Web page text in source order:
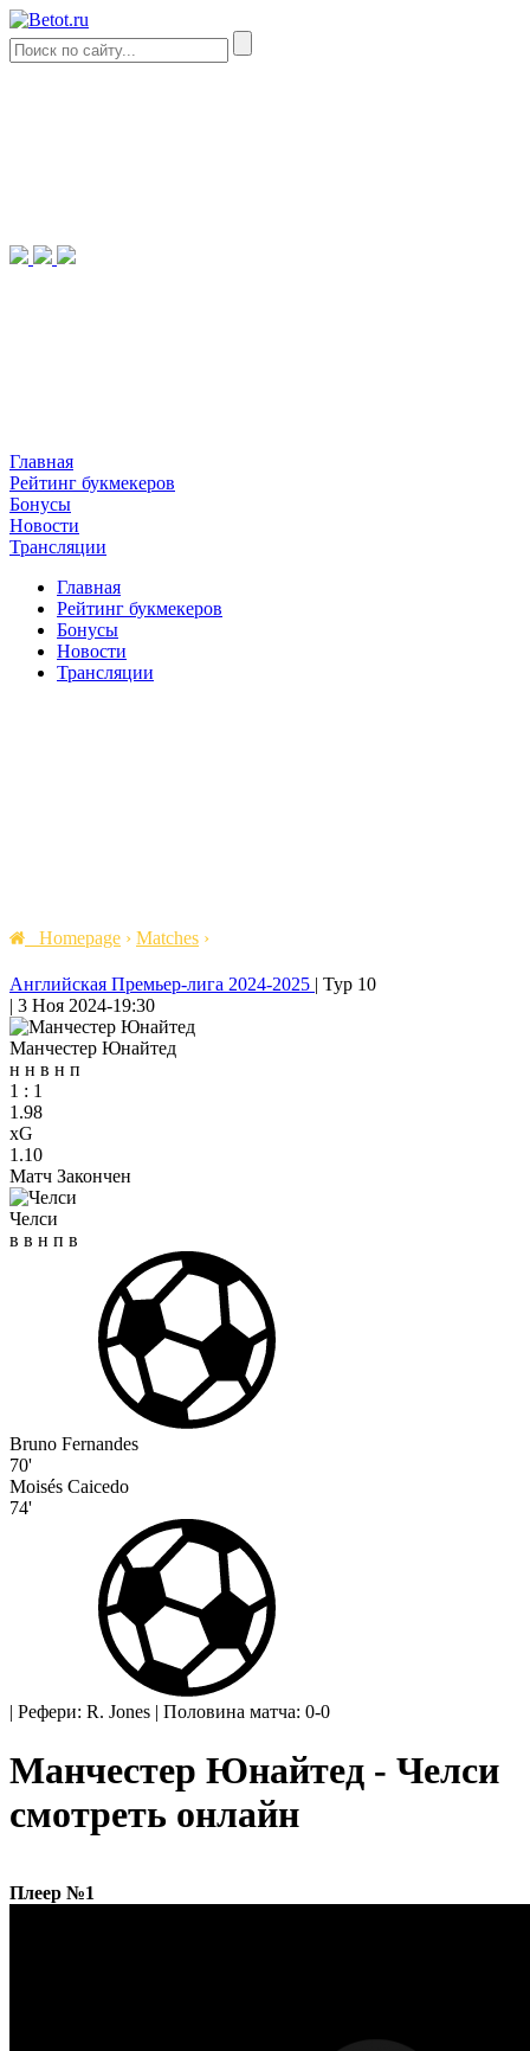
Главная
Рейтинг букмекеров
Бонусы
Новости
Трансляции
Главная
Рейтинг букмекеров
Бонусы
Новости
Трансляции
Homepage › Matches ›
Английская Премьер-лига 2024-2025 | Тур 10
| 3 Ноя 2024-19:30
Манчестер Юнайтед
н н в н п
1 : 1
1.98
xG
1.10
Матч Закончен
Челси
в в н п в
Bruno Fernandes
70'
Moisés Caicedo
74'
| Рефери: R. Jones | Половина матча: 0-0
Манчестер Юнайтед - Челси
смотреть онлайн
Плеер №1